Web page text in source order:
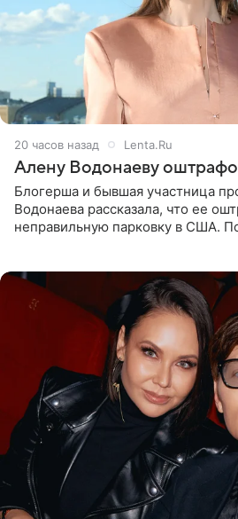
20 часов назад Lenta.Ru
Алену Водонаеву
Блогерша и бывшая участница
Водонаева рассказала, что ее
неправильную парковку в США.